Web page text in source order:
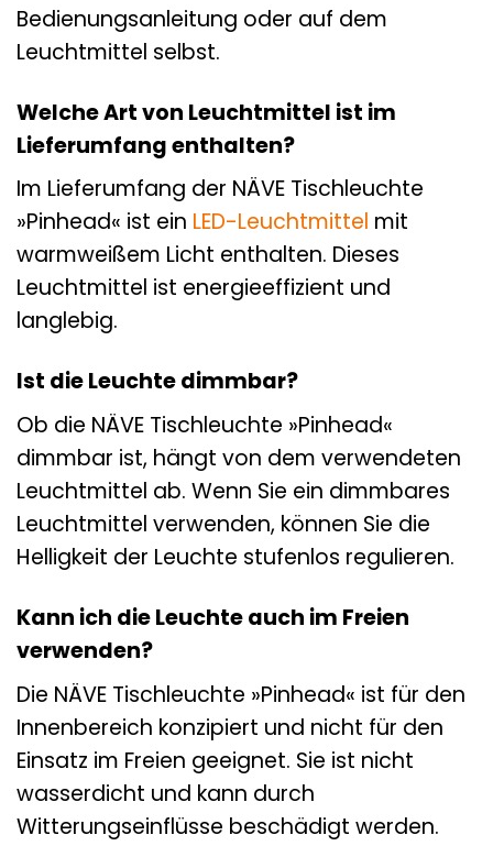
Bedienungsanleitung oder auf dem
Leuchtmittel selbst.
Welche Art von Leuchtmittel ist im
Lieferumfang enthalten?
Im Lieferumfang der NÄVE Tischleuchte
»Pinhead« ist ein LED-Leuchtmittel mit
warmweißem Licht enthalten. Dieses
Leuchtmittel ist energieeffizient und
langlebig.
Ist die Leuchte dimmbar?
Ob die NÄVE Tischleuchte »Pinhead«
dimmbar ist, hängt von dem verwendeten
Leuchtmittel ab. Wenn Sie ein dimmbares
Leuchtmittel verwenden, können Sie die
Helligkeit der Leuchte stufenlos regulieren.
Kann ich die Leuchte auch im Freien
verwenden?
Die NÄVE Tischleuchte »Pinhead« ist für den
Innenbereich konzipiert und nicht für den
Einsatz im Freien geeignet. Sie ist nicht
wasserdicht und kann durch
Witterungseinflüsse beschädigt werden.